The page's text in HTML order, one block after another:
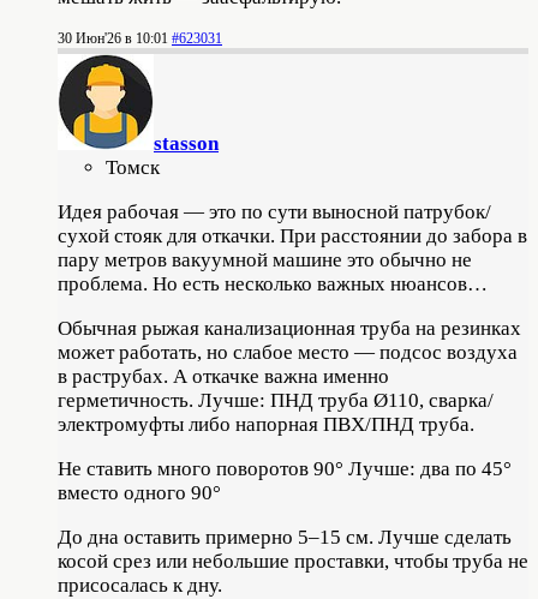
30 Июн'26 в 10:01 #623031
stasson
Томск
Идея рабочая — это по сути выносной патрубок/
сухой стояк для откачки. При расстоянии до забора в
пару метров вакуумной машине это обычно не
проблема. Но есть несколько важных нюансов…
Обычная рыжая канализационная труба на резинках
может работать, но слабое место — подсос воздуха
в раструбах. А откачке важна именно
герметичность. Лучше: ПНД труба Ø110, сварка/
электромуфты либо напорная ПВХ/ПНД труба.
Не ставить много поворотов 90° Лучше: два по 45°
вместо одного 90°
До дна оставить примерно 5–15 см. Лучше сделать
косой срез или небольшие проставки, чтобы труба не
присосалась к дну.